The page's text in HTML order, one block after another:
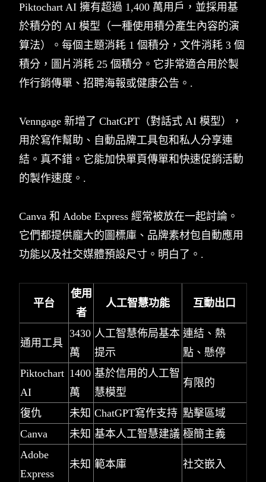
Piktochart AI 擁有超過 1,400 萬用戶，並採用基
於積分的 AI 模型（一種使用積分產生內容的演
算法）。每個主題消耗 1 個積分，文件消耗 3 個
積分，圖片消耗 25 個積分。它非常適合用於製
作行銷傳單、招聘海報或健康公告。.
Venngage 新增了 ChatGPT（對話式 AI 模型），
用於寫作幫助、自動品牌工具包和私人分享連
結。真不錯。它能加快單頁傳單和快速促銷活動
的製作速度。.
Canva 和 Adobe Express 經常被放在一起討論。
它們都提供龐大的圖標庫、品牌素材包自動應用
功能以及社交媒體預設尺寸。明白了。.
平台
使用
者
人工智慧功能 互動出口
通用工具
3430
萬
人工智慧佈局基本
提示
連結、熱
點、懸停
Piktochart
AI
1400
萬
基於信用的人工智
慧模型
有限的
復仇 未知 ChatGPT寫作支持 點擊區域
Canva
未知 基本人工智慧建議 極簡主義
Adobe
Express
未知 範本庫 社交嵌入